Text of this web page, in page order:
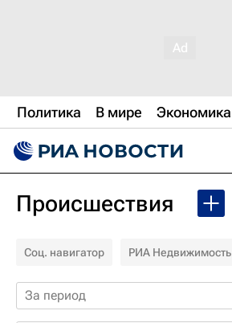
Политика В мире Экономика
Происшествия
Соц. навигатор РИА Недвижимость
За период